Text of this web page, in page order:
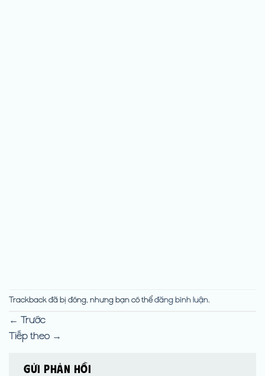
Trackback đã bị đóng, nhưng bạn có thểđăng bình luận.
← Trước
Tiếp theo →
Gửi phản hồi